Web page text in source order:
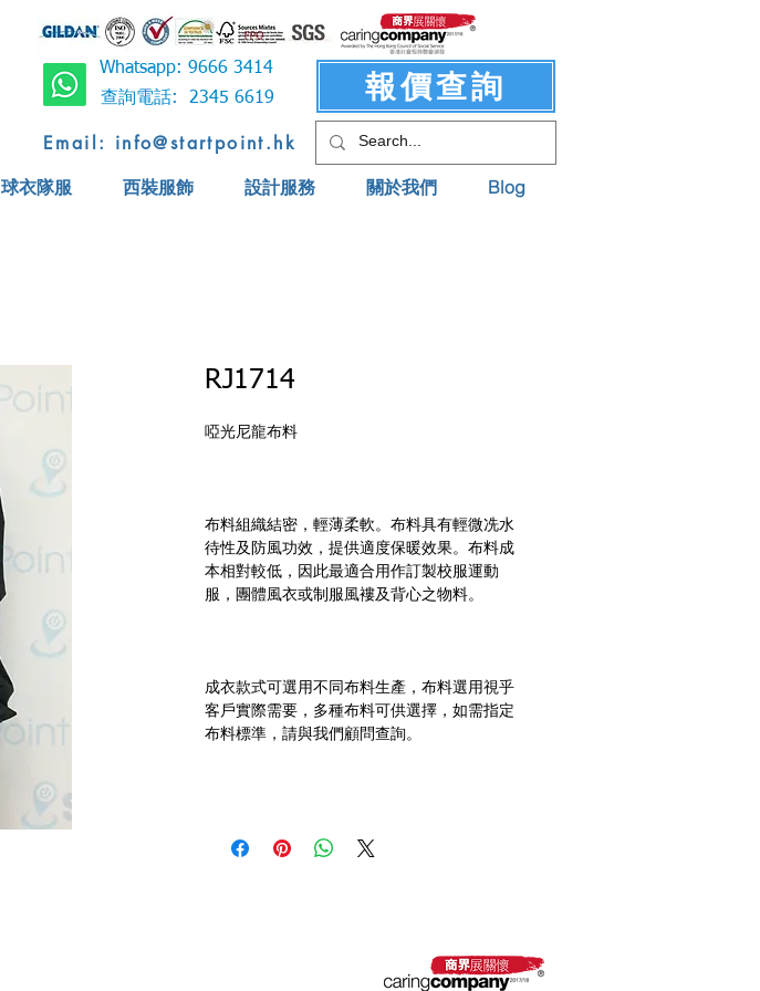
Whatsapp: 9666 3414
球衣隊服 西裝服飾 設計服務 關於我們 Blog
Email: info@startpoint.hk
查詢電話: 2345 6619 報價查詢
RJ1714
布料組織結密，輕薄柔軟。布料具有輕微冼水
待性及防風功效，提供適度保暖效果。布料成
本相對較低，因此最適合用作訂製校服運動
成衣款式可選用不同布料生產，布料選用視乎
客戶實際需要，多種布料可供選擇，如需指定